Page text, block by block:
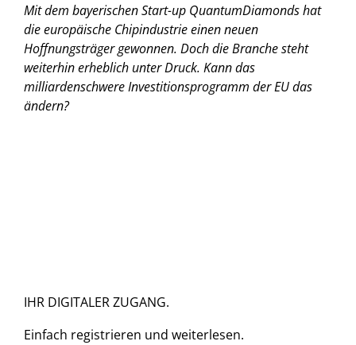
Mit dem bayerischen Start-up QuantumDiamonds hat
die europäische Chipindustrie einen neuen
Hoffnungsträger gewonnen. Doch die Branche steht
weiterhin erheblich unter Druck. Kann das
milliardenschwere Investitionsprogramm der EU das
ändern?
IHR DIGITALER ZUGANG.
Einfach registrieren und weiterlesen.